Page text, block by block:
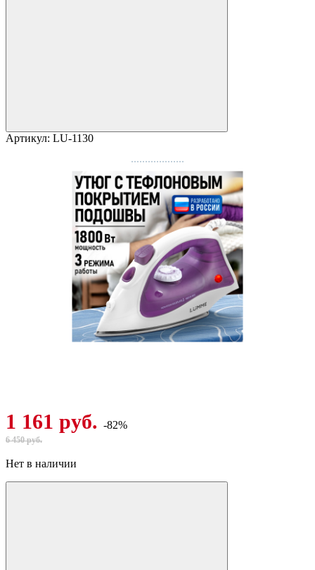
Артикул: LU-1130
1 161 руб. -82%
6 450 руб.
Нет в наличии